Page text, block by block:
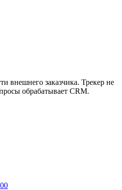
внешнего заказчика. Трекер не
обрабатывает CRM.